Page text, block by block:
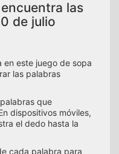
las
de julio
en este juego de sopa
las palabras
que
dispositivos móviles,
el dedo hasta la
cada palabra para